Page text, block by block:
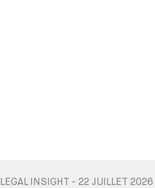
LEGAL INSIGHT - 22 JUILLET 2026